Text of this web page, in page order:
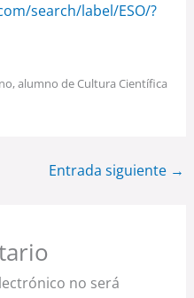
search/label/ESO/?
alumno de Cultura Científica
Entrada siguiente →
no será